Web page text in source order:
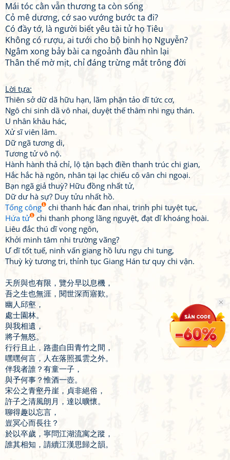
Mái tóc cằn vẫn thương ta còn sống
Cỏ mê dương, cớ sao vướng bước ta đi?
Có đầy tớ, là người biết yêu tài tử họ Tiêu
Không có rượu, ai tưới cho bộ binh họ Nguyễn?
Ngâm xong bảy bài ca ngoảnh đầu nhìn lại
Thân thế mờ mịt, chỉ đáng trừng mắt trông đời
Lời tựa:
Thiên sở dữ dã hữu hạn, lãm phận tảo dĩ tức cơ,
Ngô chi sinh dã vô nhai, duyệt thế thâm nhi ngụ thán.
U nhân khâu hác,
Xử sĩ viên lâm.
Dữ ngã tương di,
Tương tử vô nộ.
Hành hành thả chỉ, lộ tận bạch điền thanh trúc chi gian,
Hắc hắc hà ngôn, nhân tại lạc chiếu cô vân chi ngoại.
Bạn ngã giả thuỳ? Hữu đồng nhất tử,
Dữ dư hà sự? Duy tửu nhất hồ.
Tống công
chi thanh hác đan nhai, trinh phi tuyệt tục,
Hứa tử
chi thanh phong lãng nguyệt, đạt dĩ khoáng hoài.
Liêu đắc thú dĩ vong ngôn,
Khởi minh tâm nhi trường vãng?
Ư dĩ tốt tuế, ninh vấn giang hồ lưu ngụ chi tung,
Thuỳ kỳ tương tri, thỉnh tục Giang Hán tư quy chi vận.
天所與也有限，覽分早以息機，
吾之生也無涯，閱世深而寤歎。
幽人邱壑，
處士園林。
與我相遺，
將子無怒。
行行且止，路盡白田青竹之間，
嘿嘿何言，人在落照孤雲之外。
伴我者誰？有童一子，
與予何事？惟酒一壺。
宋公之青壑丹崖，貞非絕俗，
許子之清風朗月，達以曠懷。
聊得趣以忘言，
豈冥心而長往？
於以卒歲，寧問江湖流寓之蹤，
誰其相知，請續江漢思歸之韻。